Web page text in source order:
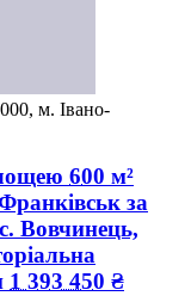
м. Івано-
600 м²
за
Вовчинець,
1 393 450 ₴